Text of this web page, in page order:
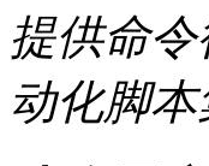
提供命
动化脚本